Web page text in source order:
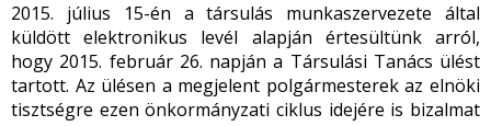
2015. július 15-én a társulás munkaszervezete által
küldött elektronikus levél alapján értesültünk arról,
hogy 2015. február 26. napján a Társulási Tanács ülést
tartott. Az ülésen a megjelent polgármesterek az elnöki
tisztségre ezen önkormányzati ciklus idejére is bizalmat